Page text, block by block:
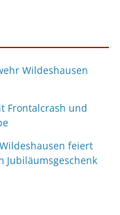
Wildeshausen
Frontalcrash und
feiert
Jubiläumsgeschenk